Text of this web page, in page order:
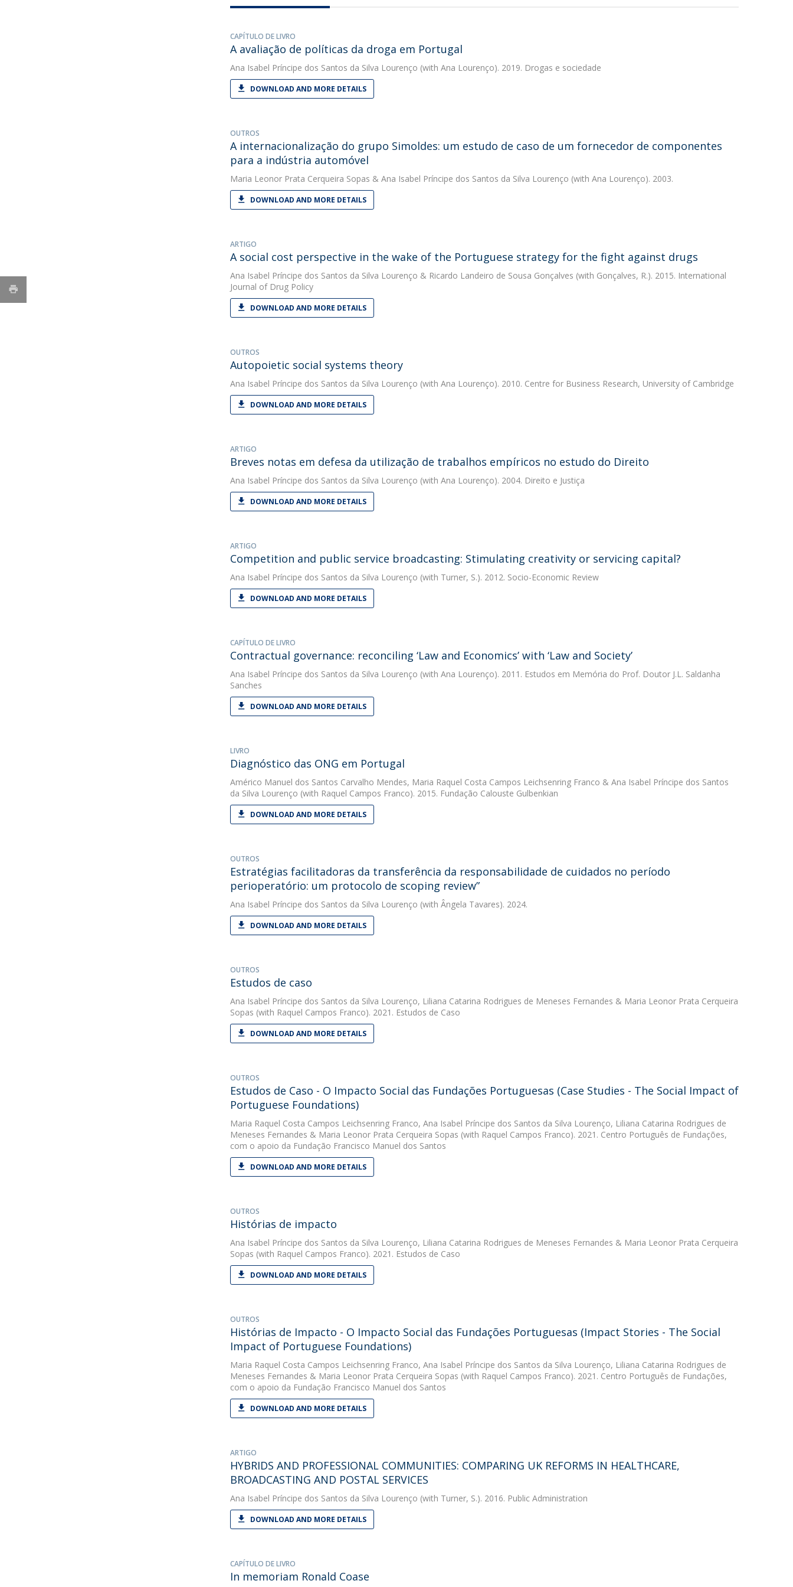
CAPÍTULO DE LIVRO
A avaliação de políticas da droga em Portugal
Ana Isabel Príncipe dos Santos da Silva Lourenço (with Ana Lourenço). 2019. Drogas e sociedade
DOWNLOAD AND MORE DETAILS
OUTROS
A internacionalização do grupo Simoldes: um estudo de caso de um fornecedor de componentes
para a indústria automóvel
Maria Leonor Prata Cerqueira Sopas & Ana Isabel Príncipe dos Santos da Silva Lourenço (with Ana Lourenço). 2003.
DOWNLOAD AND MORE DETAILS
ARTIGO
A social cost perspective in the wake of the Portuguese strategy for the fight against drugs
Ana Isabel Príncipe dos Santos da Silva Lourenço & Ricardo Landeiro de Sousa Gonçalves (with Gonçalves, R.). 2015. International
Journal of Drug Policy
DOWNLOAD AND MORE DETAILS
OUTROS
Autopoietic social systems theory
Ana Isabel Príncipe dos Santos da Silva Lourenço (with Ana Lourenço). 2010. Centre for Business Research, University of Cambridge
DOWNLOAD AND MORE DETAILS
ARTIGO
Breves notas em defesa da utilização de trabalhos empíricos no estudo do Direito
Ana Isabel Príncipe dos Santos da Silva Lourenço (with Ana Lourenço). 2004. Direito e Justiça
DOWNLOAD AND MORE DETAILS
ARTIGO
Competition and public service broadcasting: Stimulating creativity or servicing capital?
Ana Isabel Príncipe dos Santos da Silva Lourenço (with Turner, S.). 2012. Socio-Economic Review
DOWNLOAD AND MORE DETAILS
CAPÍTULO DE LIVRO
Contractual governance: reconciling ‘Law and Economics’ with ‘Law and Society’
Ana Isabel Príncipe dos Santos da Silva Lourenço (with Ana Lourenço). 2011. Estudos em Memória do Prof. Doutor J.L. Saldanha
Sanches
DOWNLOAD AND MORE DETAILS
LIVRO
Diagnóstico das ONG em Portugal
Américo Manuel dos Santos Carvalho Mendes, Maria Raquel Costa Campos Leichsenring Franco & Ana Isabel Príncipe dos Santos
da Silva Lourenço (with Raquel Campos Franco). 2015. Fundação Calouste Gulbenkian
DOWNLOAD AND MORE DETAILS
OUTROS
Estratégias facilitadoras da transferência da responsabilidade de cuidados no período
perioperatório: um protocolo de scoping review”
Ana Isabel Príncipe dos Santos da Silva Lourenço (with Ângela Tavares). 2024.
DOWNLOAD AND MORE DETAILS
OUTROS
Estudos de caso
Ana Isabel Príncipe dos Santos da Silva Lourenço, Liliana Catarina Rodrigues de Meneses Fernandes & Maria Leonor Prata Cerqueira
Sopas (with Raquel Campos Franco). 2021. Estudos de Caso
DOWNLOAD AND MORE DETAILS
OUTROS
Estudos de Caso - O Impacto Social das Fundações Portuguesas (Case Studies - The Social Impact of
Portuguese Foundations)
Maria Raquel Costa Campos Leichsenring Franco, Ana Isabel Príncipe dos Santos da Silva Lourenço, Liliana Catarina Rodrigues de
Meneses Fernandes & Maria Leonor Prata Cerqueira Sopas (with Raquel Campos Franco). 2021. Centro Português de Fundações,
com o apoio da Fundação Francisco Manuel dos Santos
DOWNLOAD AND MORE DETAILS
OUTROS
Histórias de impacto
Ana Isabel Príncipe dos Santos da Silva Lourenço, Liliana Catarina Rodrigues de Meneses Fernandes & Maria Leonor Prata Cerqueira
Sopas (with Raquel Campos Franco). 2021. Estudos de Caso
DOWNLOAD AND MORE DETAILS
OUTROS
Histórias de Impacto - O Impacto Social das Fundações Portuguesas (Impact Stories - The Social
Impact of Portuguese Foundations)
Maria Raquel Costa Campos Leichsenring Franco, Ana Isabel Príncipe dos Santos da Silva Lourenço, Liliana Catarina Rodrigues de
Meneses Fernandes & Maria Leonor Prata Cerqueira Sopas (with Raquel Campos Franco). 2021. Centro Português de Fundações,
com o apoio da Fundação Francisco Manuel dos Santos
DOWNLOAD AND MORE DETAILS
ARTIGO
HYBRIDS AND PROFESSIONAL COMMUNITIES: COMPARING UK REFORMS IN HEALTHCARE,
BROADCASTING AND POSTAL SERVICES
Ana Isabel Príncipe dos Santos da Silva Lourenço (with Turner, S.). 2016. Public Administration
DOWNLOAD AND MORE DETAILS
CAPÍTULO DE LIVRO
In memoriam Ronald Coase